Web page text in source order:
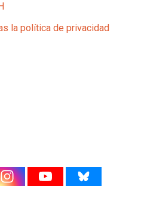
la política de privacidad